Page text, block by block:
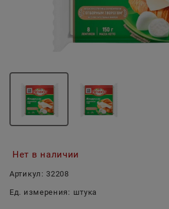
Нет в наличии
Артикул: 32208
Ед. измерения: штука